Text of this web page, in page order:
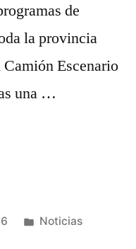
de
la provincia
Escenario
una …
Publicada
Noticias